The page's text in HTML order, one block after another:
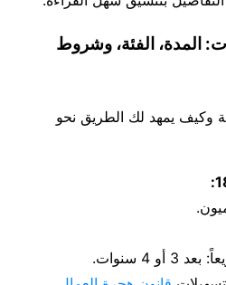
المدة، الفئة، وشروط
وكيف يمهد لك الطريق نحو
4 سنوات.